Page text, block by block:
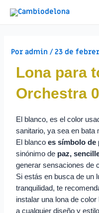
Poradmin/23 de
Lona para
Orchestra
El blanco, es el color
sanitario, ya sea en bata
El blancoes símbolo de
sinónimo de paz,
generar sensaciones de
Si estás en busca de un
tranquilidad, te
instalar una lona de
a cualquier diseño y